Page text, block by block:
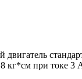
кг*см при токе 3